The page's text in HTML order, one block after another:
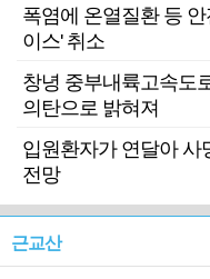
폭염에 온열질환 등
이스' 취소
창녕 중부내륙고속도
의탄으로 밝혀져
입원환자가 연달아 사
전망
근교산